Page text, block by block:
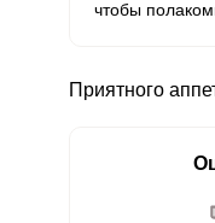
чтобы
Приятного